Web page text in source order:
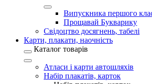
Випускника першого
Прощавай Букварику
Свідоцтво досягнень, табелі
Карти, плакати, наочність
Каталог товарів
Атласи і карти автошляхів
Набір плакатів, карток